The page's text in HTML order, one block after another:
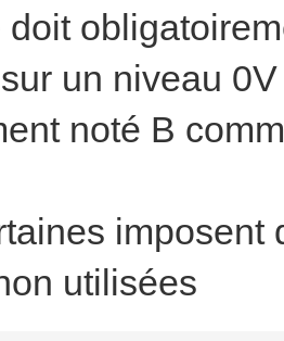
doit
un niveau
noté B
imposent
utilisées